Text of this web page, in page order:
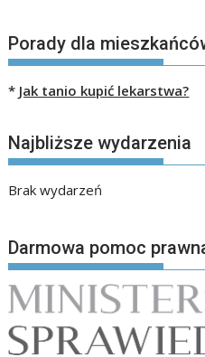
Porady dla
* Jak tanio kupić lekarstwa?
Najbliższe wydarzenia
Brak wydarzeń
Darmowa pomoc